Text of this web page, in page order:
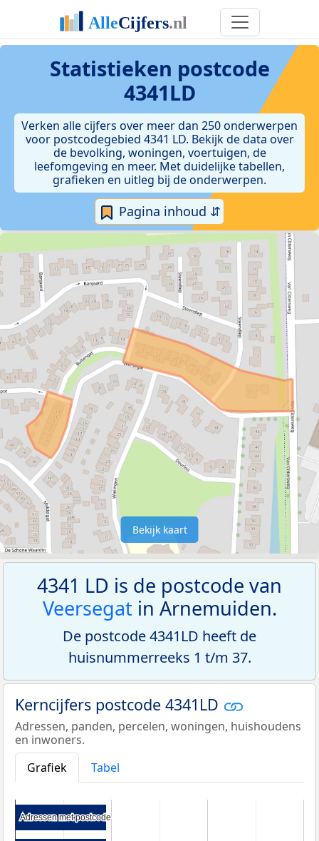
Statistieken postcode
4341LD
Verken alle cijfers over meer dan 250 onderwerpen
voor postcodegebied 4341 LD. Bekijk de data over
de bevolking, woningen, voertuigen, de
leefomgeving en meer. Met duidelijke tabellen,
grafieken en uitleg bij de onderwerpen.
Pagina inhoud ⇵
Bekijk kaart
4341 LD is de postcode van
Veersegatin Arnemuiden.
De postcode 4341LD heeft de
huisnummerreeks 1 t/m 37.
Kerncijfers postcode 4341LD
Adressen, panden, percelen, woningen, huishoudens
en inwoners.
Grafiek
Tabel
Adressen met postcode
Adressen met postcode